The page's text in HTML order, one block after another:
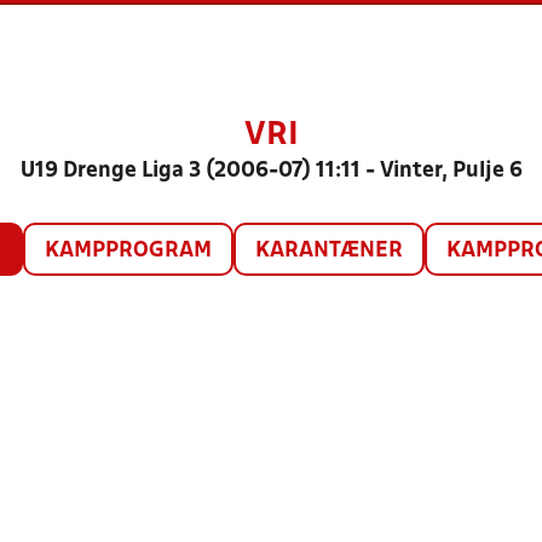
VRI
U19 Drenge Liga 3 (2006-07) 11:11 - Vinter, Pulje 6
KAMPPROGRAM KARANTÆNER